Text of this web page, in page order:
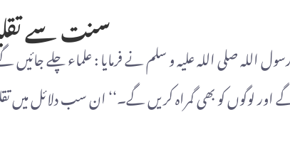
سنت سے
اللہ صلی اللہ علیہ و سلم نے فرمایا : علماء چلے
لوگوں کو بھی گمراہ کریں گے۔‘‘ ان سب دلائل میں